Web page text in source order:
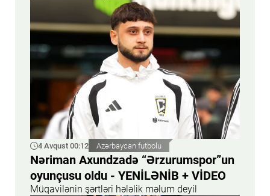
4 Avqust 00:12 Azərbaycan futbolu
Nəriman Axundzadə “Ərzurumspor”un
oyunçusu oldu - YENİLƏNİB + VİDEO
Müqavilənin şərtləri hələlik məlum deyil